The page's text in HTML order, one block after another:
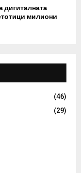
дигиталната
милиони
(46)
(29)